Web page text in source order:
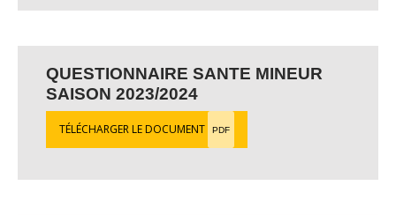
QUESTIONNAIRE SANTE MINEUR
SAISON 2023/2024
TÉLÉCHARGER LE DOCUMENT PDF